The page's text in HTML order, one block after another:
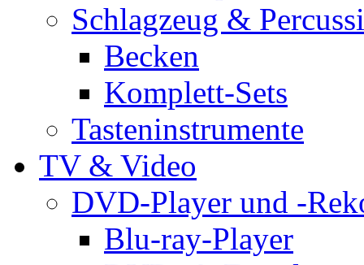
Schlagzeug &
Becken
Komplett-Sets
Tasteninstrumente
TV & Video
DVD-Player und -
Blu-ray-Player